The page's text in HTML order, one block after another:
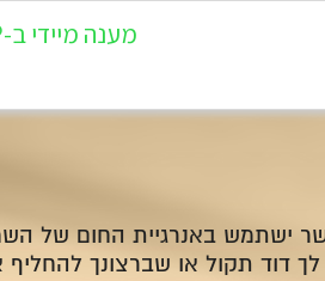
מענה מיידי ב-WHATSAPP במספר 054-5405-944
ישתמש באנרגיית החום של
דוד תקול או שברצונך